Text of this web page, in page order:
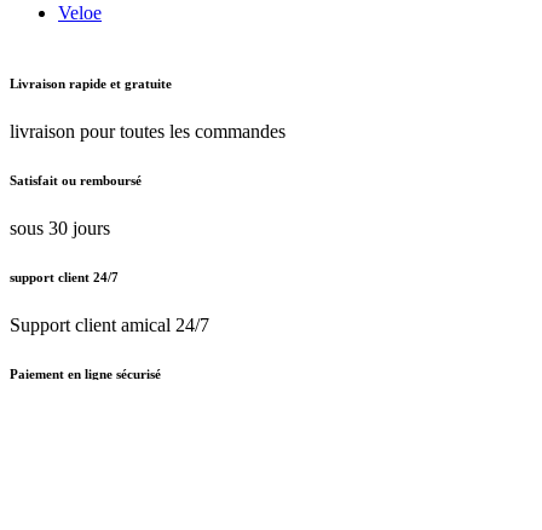
Veloe
Livraison rapide et gratuite
livraison pour toutes les commandes
Satisfait ou remboursé
sous 30 jours
support client 24/7
Support client amical 24/7
Paiement en ligne sécurisé